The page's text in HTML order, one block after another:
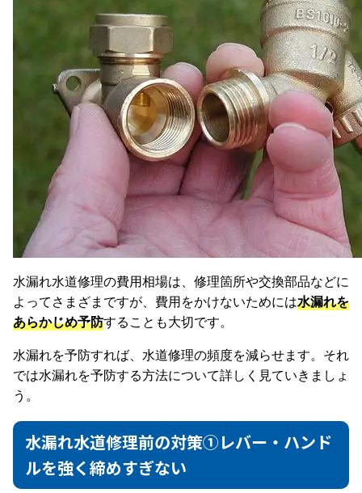
水漏れ水道修理の費用相場は、修理箇所や交換部品などに
よってさまざまですが、費用をかけないためには水漏れを
あらかじめ予防することも大切です。
水漏れを予防すれば、水道修理の頻度を減らせます。それ
では水漏れを予防する方法について詳しく見ていきましょ
う。
水漏れ水道修理前の対策①レバー・ハンド
ルを強く締めすぎない